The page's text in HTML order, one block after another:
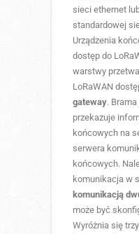
sieci ethernet
standardowej
Urządzenia
dostęp do
warstwy
LoRaWAN
gateway.
przekazuje
końcowych na
serwera
końcowych.
komunikacja w
komunikacją
może być
Wyróżnia się